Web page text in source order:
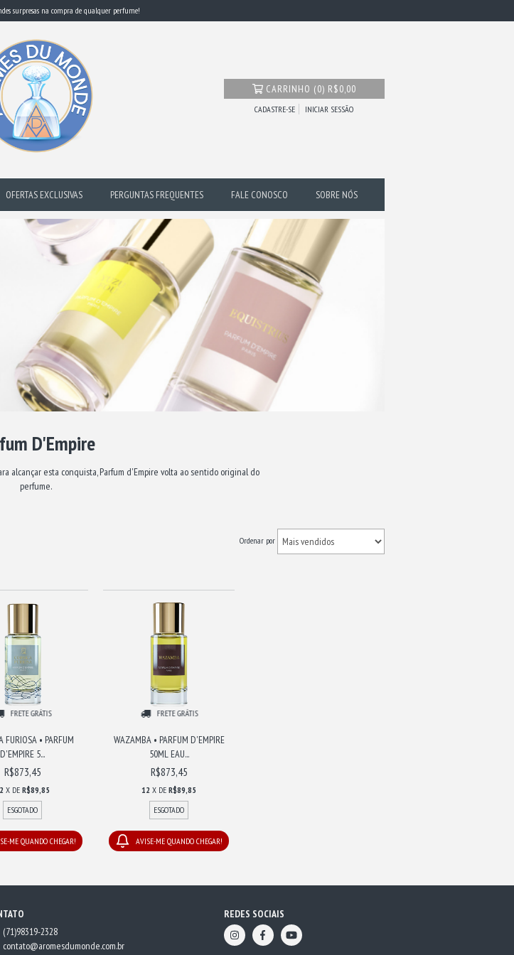
surpresas na compra de qualquer perfume!
CARRINHO (0) R$0,00
CADASTRE-SE INICIAR SESSÃO
OFERTAS EXCLUSIVAS PERGUNTAS FREQUENTES FALE CONOSCO SOBRE NÓS
D'Empire
alcançar esta conquista, Parfum d'Empire volta ao sentido original do
perfume.
Ordenar por
FRETE GRÁTIS
FURIOSA • PARFUM
D'EMPIRE 5...
R$873,45
X DER$89,85
ESGOTADO
ME QUANDO CHEGAR!
FRETE GRÁTIS
WAZAMBA • PARFUM D'EMPIRE
50ML EAU...
R$873,45
12 X DER$89,85
ESGOTADO
AVISE-ME QUANDO CHEGAR!
(71)98319-2328
contato@aromesdumonde.com.br
REDES SOCIAIS